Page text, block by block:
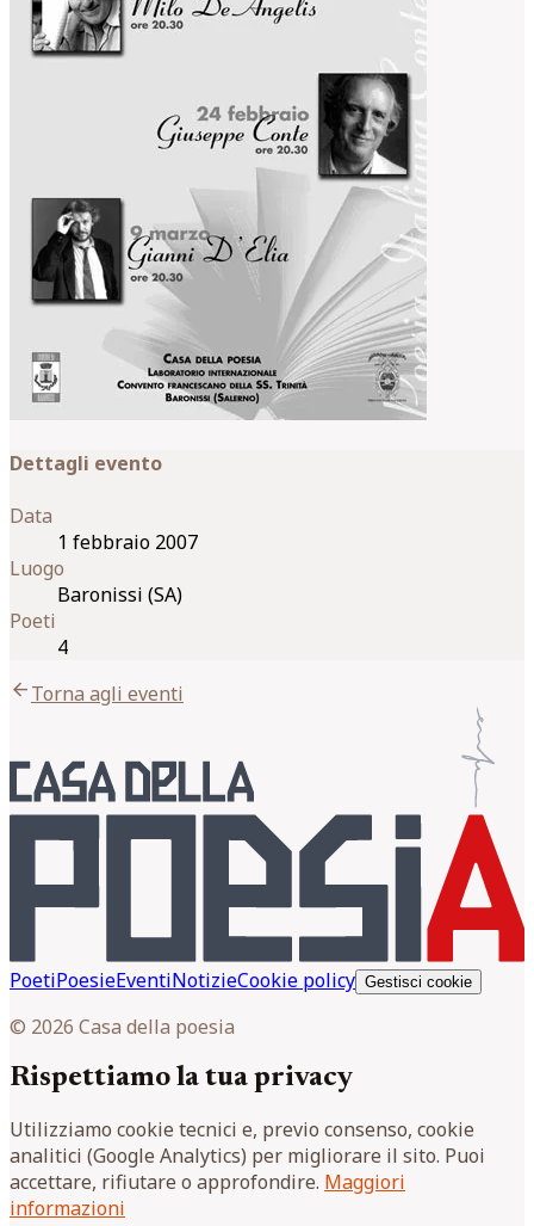
Dettagli evento
Data
1 febbraio 2007
Luogo
Baronissi (SA)
Poeti
4
arrow_backTorna agli eventi
PoetiPoesieEventiNotizieCookie policy Gestisci cookie
© 2026 Casa della poesia
Rispettiamo la tua privacy
Utilizziamo cookie tecnici e, previo consenso, cookie
analitici (Google Analytics) per migliorare il sito. Puoi
accettare, rifiutare o approfondire. Maggiori
informazioni